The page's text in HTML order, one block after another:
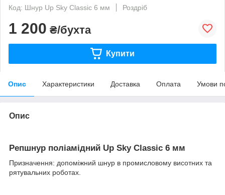
Код: Шнур Up Sky Classic 6 мм
Роздріб
1 200 ₴/бухта
Купити
Опис Характеристики Доставка Оплата Умови
Опис
Репшнур поліамідний Up Sky Classic 6 мм
Призначення: допоміжний шнур в промисловому висотних та
рятувальних роботах.